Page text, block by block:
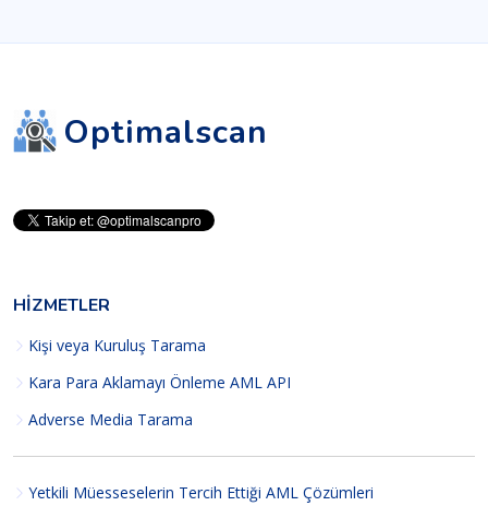
Optimalscan
HIZMETLER
Kişi veya Kuruluş Tarama
Kara Para Aklamayı Önleme AML API
Adverse Media Tarama
Yetkili Müesseselerin Tercih Ettiği AML Çözümleri